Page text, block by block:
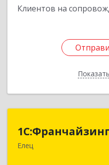
Клиентов на
Елец